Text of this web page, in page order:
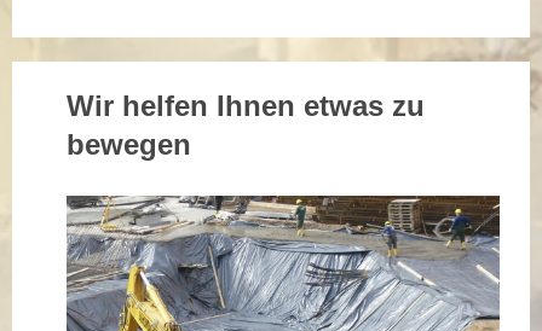
Wir helfen Ihnen etwas zu
bewegen